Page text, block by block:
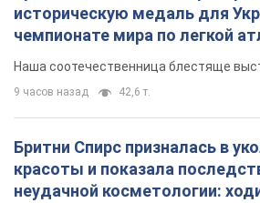
неудачной косметологии:
так почти месяц
Заметный эффект от процедуры
В России арестовали
дрона, который в апреле был
представлен Путину: в чём